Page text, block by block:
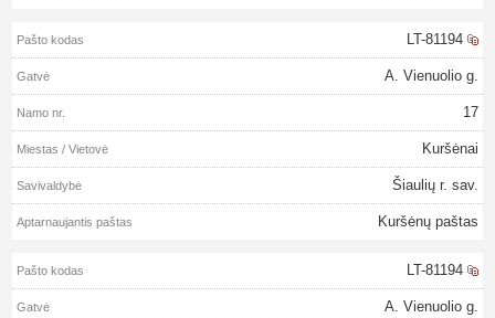
LT-81194
A. Vienuolio g.
17
Kuršėnai
Šiaulių r. sav.
Kuršėnų paštas
LT-81194
A. Vienuolio g.